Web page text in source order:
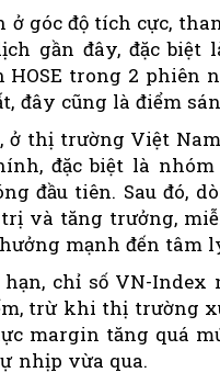
ở góc độ tích cực,
gần đây, đặc
HOSE trong 2 phiên
đây cũng là điểm
ở thị trường Việt
đặc biệt là
đầu tiên. Sau đó,
và tăng trưởng,
mạnh đến tâm
hạn, chỉ số VN-
trừ khi thị trường
margin tăng quá
nhịp vừa qua.